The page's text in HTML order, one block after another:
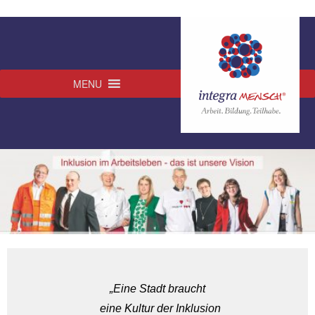
MENU
„Eine Stadt braucht
eine Kultur der Inklusion